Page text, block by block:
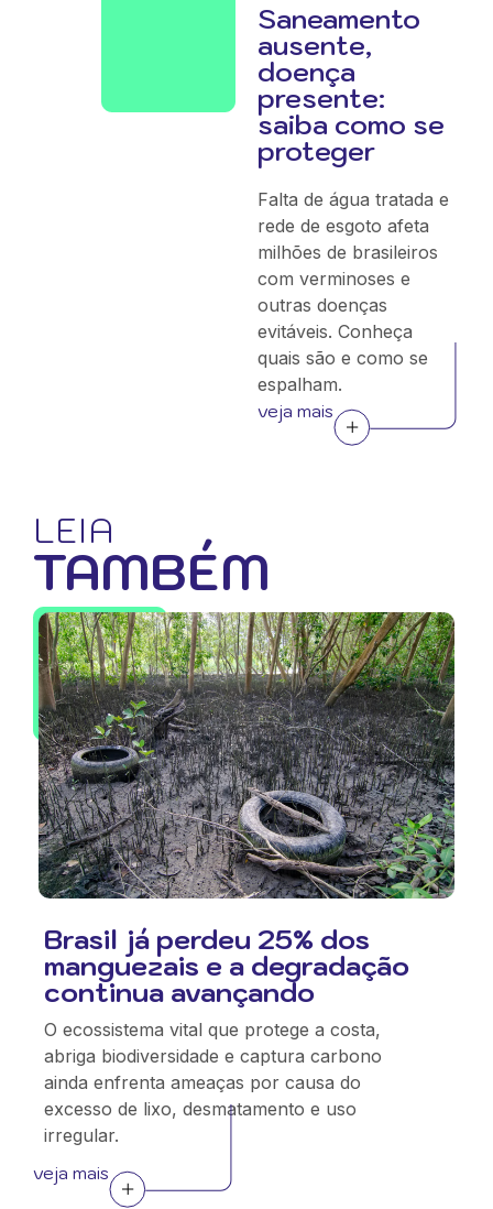
Saneamento
ausente,
doença
presente:
saiba como se
proteger
Falta de água tratada e
rede de esgoto afeta
milhões de brasileiros
com verminoses e
outras doenças
evitáveis. Conheça
quais são e como se
espalham.
veja mais
LEIA
TAMBÉM
Brasil já perdeu 25% dos
manguezais e a degradação
continua avançando
O ecossistema vital que protege a costa,
abriga biodiversidade e captura carbono
ainda enfrenta ameaças por causa do
excesso de lixo, desmatamento e uso
irregular.
veja mais